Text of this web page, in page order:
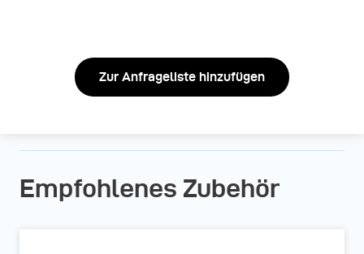
Zur Anfrageliste hinzufügen
Empfohlenes Zubehör